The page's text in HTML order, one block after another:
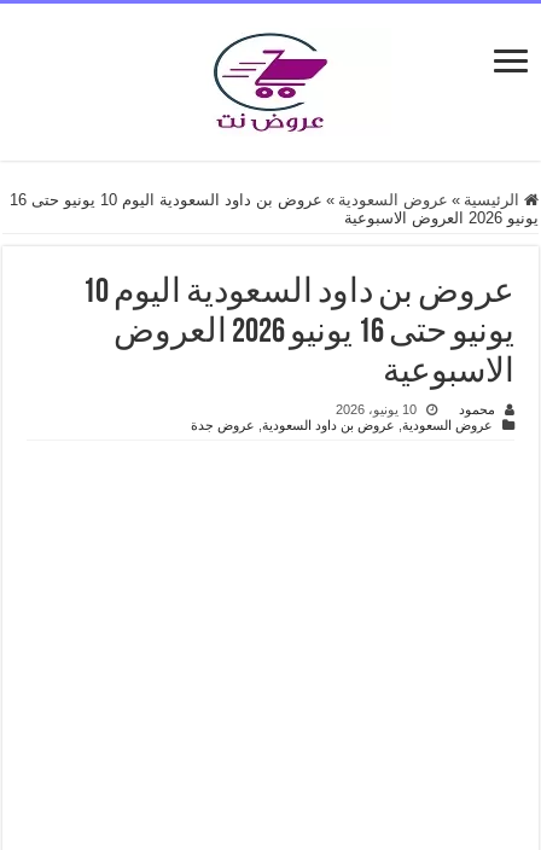
الرئيسية » عروض السعودية »
عروض بن داود السعودية اليوم 10 يونيو حتى 16
يونيو 2026 العروض الاسبوعية
عروض بن داود السعودية اليوم 10
يونيو حتى 16 يونيو 2026 العروض
الاسبوعية
محمود
10 يونيو، 2026
عروض السعودية, عروض بن داود السعودية, عروض جدة